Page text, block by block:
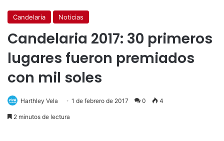
Candelaria Noticias
Candelaria 2017: 30 primeros
lugares fueron premiados
con mil soles
Harthley Vela 1 de febrero de 2017 0 4
2 minutos de lectura